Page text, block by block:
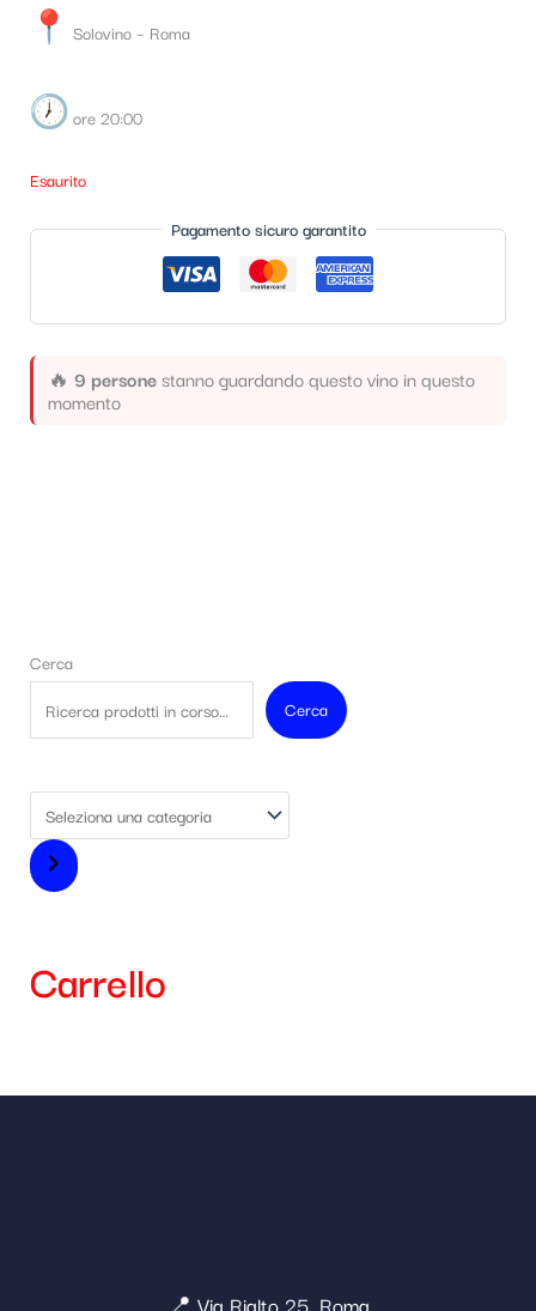
Solovino – Roma
ore 20:00
Esaurito
Pagamento sicuro garantito
🔥 9 personestanno guardando questo vino in questo
momento
Cerca
Cerca
Carrello